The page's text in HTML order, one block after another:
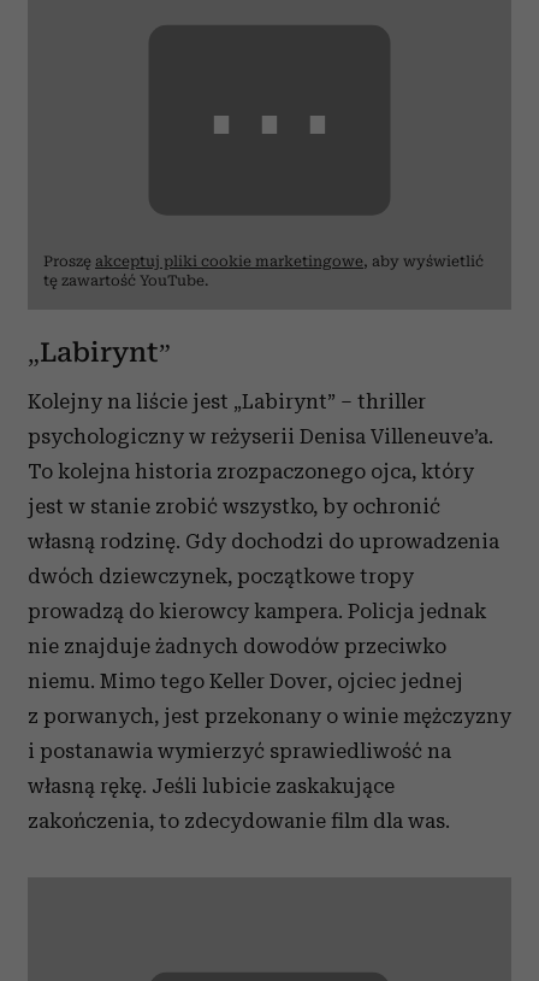
⋯
Proszę akceptuj pliki cookie marketingowe, aby wyświetlić
tę zawartość YouTube.
„Labirynt”
Kolejny na liście jest „Labirynt” – thriller
psychologiczny w reżyserii Denisa Villeneuve’a.
To kolejna historia zrozpaczonego ojca, który
jest w stanie zrobić wszystko, by ochronić
własną rodzinę. Gdy dochodzi do uprowadzenia
dwóch dziewczynek, początkowe tropy
prowadzą do kierowcy kampera. Policja jednak
nie znajduje żadnych dowodów przeciwko
niemu. Mimo tego Keller Dover, ojciec jednej
z porwanych, jest przekonany o winie mężczyzny
i postanawia wymierzyć sprawiedliwość na
własną rękę. Jeśli lubicie zaskakujące
zakończenia, to zdecydowanie film dla was.